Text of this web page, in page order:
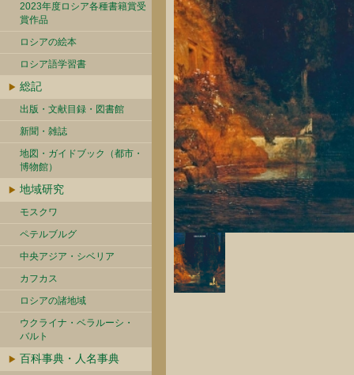
2023年度ロシア各種書籍賞受
賞作品
ロシアの絵本
ロシア語学習書
総記
出版・文献目録・図書館
新聞・雑誌
地図・ガイドブック（都市・
博物館）
地域研究
モスクワ
ペテルブルグ
中央アジア・シベリア
カフカス
ロシアの諸地域
ウクライナ・ベラルーシ・
バルト
百科事典・人名事典